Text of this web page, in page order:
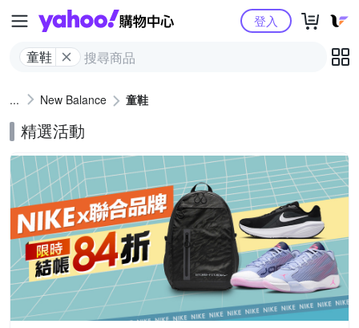
Yahoo購物中心
童鞋
登入
New Balance 童鞋
精選活動